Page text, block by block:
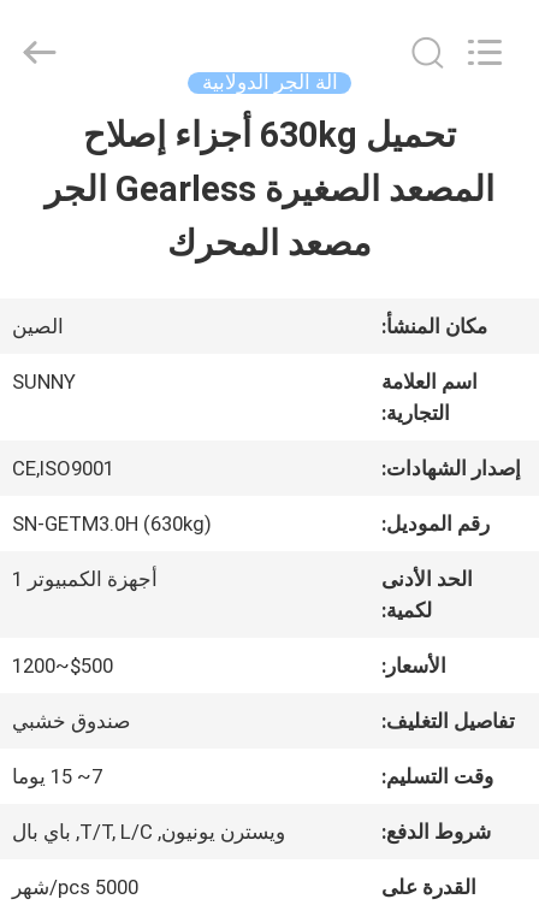
أشرطة
فيديو
معلومات
المعمل
مراقبة
الجودة
SUNNY
آلة الجر الدولابية
تحميل 630kg أجزاء إصلاح
المصعد الصغيرة Gearless الجر
مصعد المحرك
مكان المنشأ: الصين
اسم العلامة
التجارية:
SUNNY
إصدار الشهادات: CE,ISO9001
رقم الموديل: SN-GETM3.0H (630kg)
الحد الأدنى
لكمية:
أجهزة الكمبيوتر 1
الأسعار: $500~1200
تفاصيل التغليف: صندوق خشبي
وقت التسليم: 7~ 15 يوما
شروط الدفع: ويسترن يونيون, T/T, L/C, باي بال
القدرة على
5000 pcs/شهر